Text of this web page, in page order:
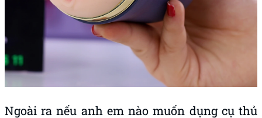
Ngoài ra nếu anh em nào muốn dụng cụ thủ